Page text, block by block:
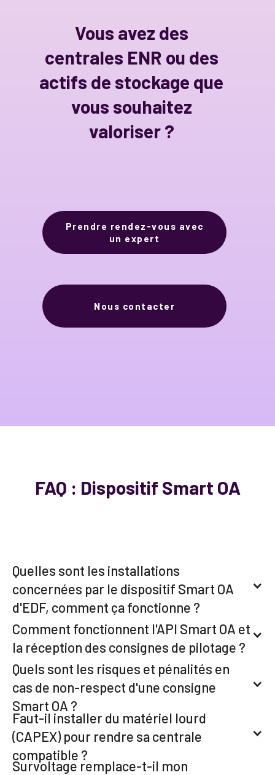
Vous avez des
centrales ENR ou des
actifs de stockage que
vous souhaitez
valoriser ?
Prendre rendez-vous avec
un expert
Nous contacter
FAQ : Dispositif Smart OA
Quelles sont les installations
concernées par le dispositif Smart OA
d'EDF, comment ça fonctionne ?
Comment fonctionnent l'API Smart OA et
la réception des consignes de pilotage ?
Quels sont les risques et pénalités en
cas de non-respect d'une consigne
Smart OA ?
Faut-il installer du matériel lourd
(CAPEX) pour rendre sa centrale
compatible ?
Survoltage remplace-t-il mon